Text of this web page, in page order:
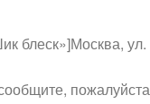
блеск»]Москва,